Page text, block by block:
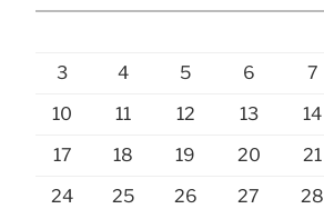
3
4 5 6 7
10
11 12 13 14
17
18 19 20 21
24
25 26 27 28